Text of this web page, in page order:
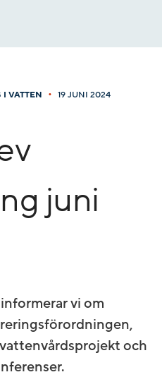
I VATTEN • 19 JUNI 2024
juni
vi om
och